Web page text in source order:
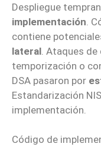
Despliegue
implementación .
contiene
lateral . Ataques
temporización o
DSA pasaron por
Estandarización
implementación.
Código de